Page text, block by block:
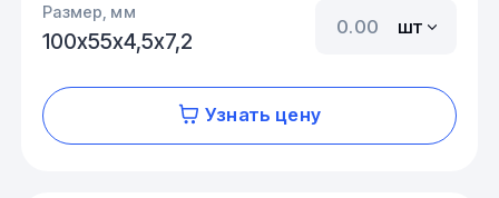
Размер, мм
100х55х4,5х7,2
шт
Узнать цену